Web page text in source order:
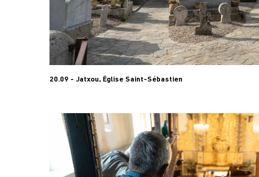
20.09 - Jatxou, Église Saint-Sébastien